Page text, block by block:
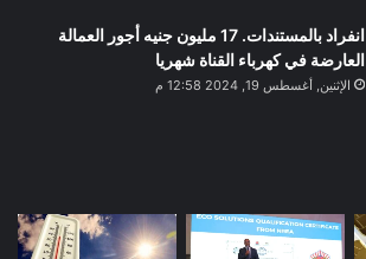
انفراد بالمستندات. 17 مليون جنيه أجور العمالة
العارضة في كهرباء القناة شهريا
الإثنين, أغسطس 19, 2024 12:58 م